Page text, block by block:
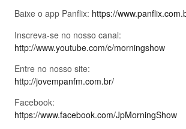
Baixe o app Panflix: https://
Inscreva-se no nosso canal:
http://www.youtube.com/c/morningshow
Entre no nosso site:
http://jovempanfm.com.br/
Facebook:
https://www.facebook.com/JpMorningShow